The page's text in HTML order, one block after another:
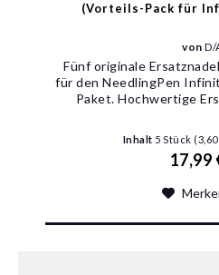
(Vorteils-Pack für
vonD/
Fünf originale
für den NeedlingPen
Paket. Hochwertige
Inhalt 5 Stück
17,99